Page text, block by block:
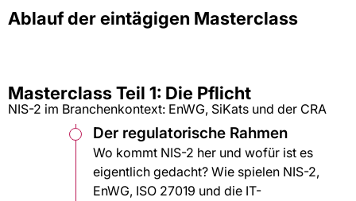
Ablauf der eintägigen Masterclass
Masterclass Teil 1: Die Pflicht
NIS-2 im Branchenkontext: EnWG, SiKats und der CRA
Der regulatorische Rahmen
Wo kommt NIS-2 her und wofür ist es
eigentlich gedacht? Wie spielen NIS-2,
EnWG, ISO 27019 und die IT-